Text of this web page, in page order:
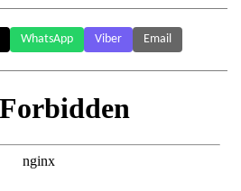
WhatsApp Viber Email